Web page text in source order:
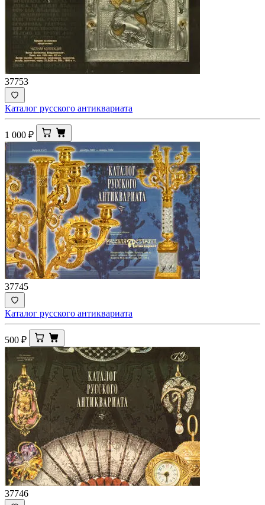
37753
Каталог русского антиквариата
1 000 ₽
37745
Каталог русского антиквариата
500 ₽
37746